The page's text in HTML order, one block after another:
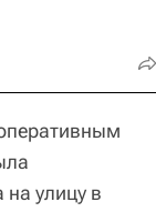
улицу в